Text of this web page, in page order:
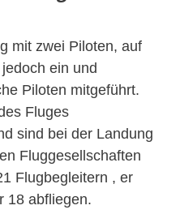
mit zwei Piloten, auf
ein und
Piloten mitgeführt.
Fluges
sind bei der Landung
Fluggesellschaften
Flugbegleitern , er
18 abfliegen.